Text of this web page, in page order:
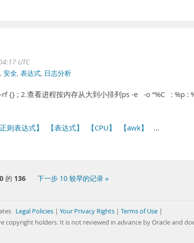
UTC
, 安全, 表达式, 日志分析
{} ; 2.查看进程按内存从大到小排列ps -e -o “%C : %p :
正则表达式】 【表达式】 【CPU】 【awk】
…
的 136 下一步 10 较早的记录 »
Legal Policies | Your Privacy Rights | Terms of Use |
holders. It is not reviewed in advance by Oracle and